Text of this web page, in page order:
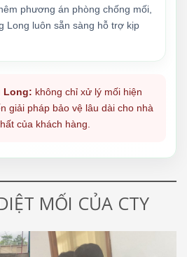
phương án phòng chống mối,
Long luôn sẵn sàng hỗ trợ kịp
Long: không chỉ xử lý mối hiện
giải pháp bảo vệ lâu dài cho nhà
của khách hàng.
MỐI CỦA CTY